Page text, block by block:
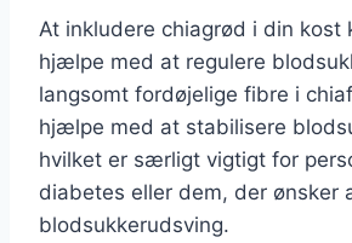
At inkludere chiagrød i din kost
hjælpe med at regulere
langsomt fordøjelige fibre i
hjælpe med at stabilisere
hvilket er særligt vigtigt for
diabetes eller dem, der ønsker
blodsukkerudsving.